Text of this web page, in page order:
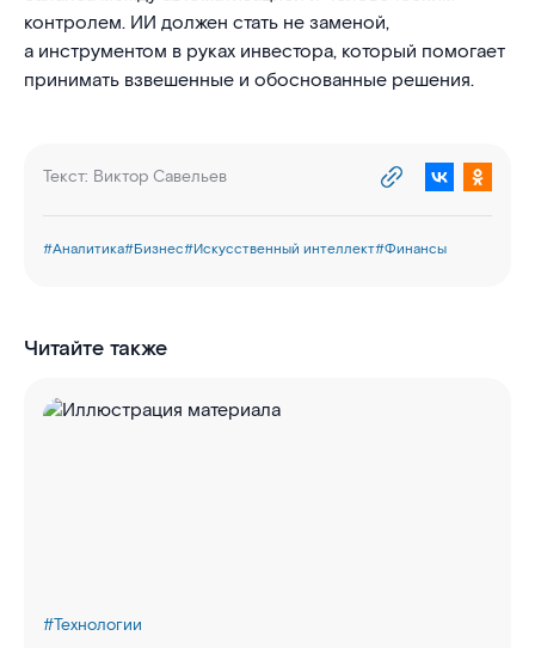
контролем. ИИ должен стать не заменой,
а инструментом в руках инвестора, который помогает
принимать взвешенные и обоснованные решения.
Текст: Виктор Савельев
#Аналитика#Бизнес#Искусственный интеллект#Финансы
Читайте также
#Технологии